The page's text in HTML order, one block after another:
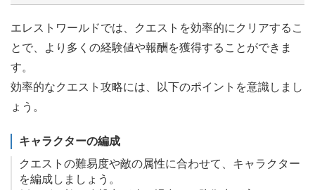
エレストワールドでは、クエストを効率的にクリアするこ
とで、より多くの経験値や報酬を獲得することができま
す。
効率的なクエスト攻略には、以下のポイントを意識しまし
ょう。
キャラクターの編成
クエストの難易度や敵の属性に合わせて、キャラクター
を編成しましょう。